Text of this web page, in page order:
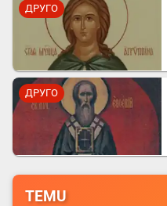
ДРУГО
ДРУГО
TEMU